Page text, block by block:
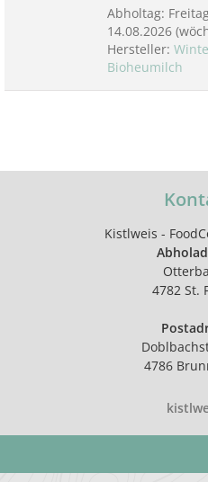
Abholtag:
14.08.2026
Hersteller:
Bioheumilch
Kistlweis -
4782 St.
4786